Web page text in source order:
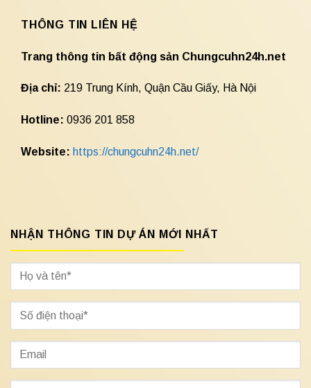
THÔNG TIN LIÊN HỆ
Trang thông tin bất động sản Chungcuhn24h.net
Địa chỉ: 219 Trung Kính, Quận Cầu Giấy, Hà Nội
Hotline: 0936 201 858
Website: https://chungcuhn24h.net/
NHẬN THÔNG TIN DỰ ÁN MỚI NHẤT